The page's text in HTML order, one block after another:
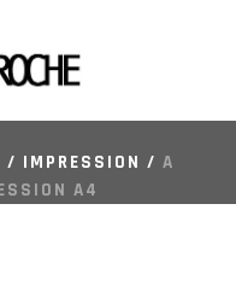
/ IMPRESSION / A
A4